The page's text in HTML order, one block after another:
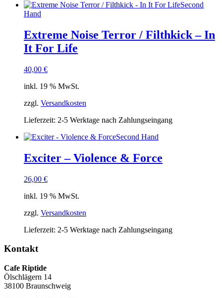
Second
Hand
Extreme Noise Terror / Filthkick – In
It For Life
40,00 €
inkl. 19 % MwSt.
zzgl. Versandkosten
Lieferzeit: 2-5 Werktage nach Zahlungseingang
Second Hand
Exciter – Violence & Force
26,00 €
inkl. 19 % MwSt.
zzgl. Versandkosten
Lieferzeit: 2-5 Werktage nach Zahlungseingang
Kontakt
Cafe Riptide
Ölschlägern 14
38100 Braunschweig